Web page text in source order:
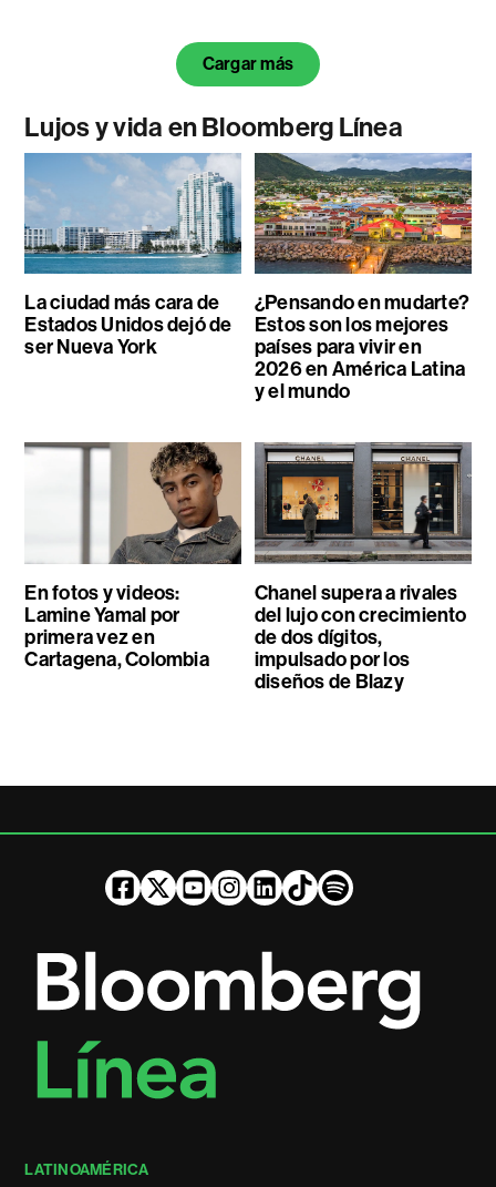
Cargar más
Lujos y vida en Bloomberg Línea
La ciudad más cara de
Estados Unidos dejó de
ser Nueva York
¿Pensando en mudarte?
Estos son los mejores
países para vivir en
2026 en América Latina
y el mundo
En fotos y videos:
Lamine Yamal por
primera vez en
Cartagena, Colombia
Chanel supera a rivales
del lujo con crecimiento
de dos dígitos,
impulsado por los
diseños de Blazy
LATINOAMÉRICA